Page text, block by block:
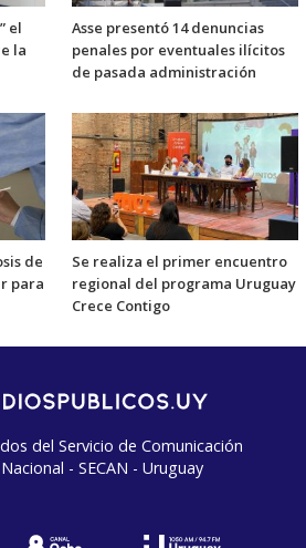
el
la
Asse presentó 14 denuncias
penales por eventuales ilícitos
de pasada administración
de
para
Se realiza el primer encuentro
regional del programa Uruguay
Crece Contigo
del Servicio de Comunicación
- SECAN - Uruguay